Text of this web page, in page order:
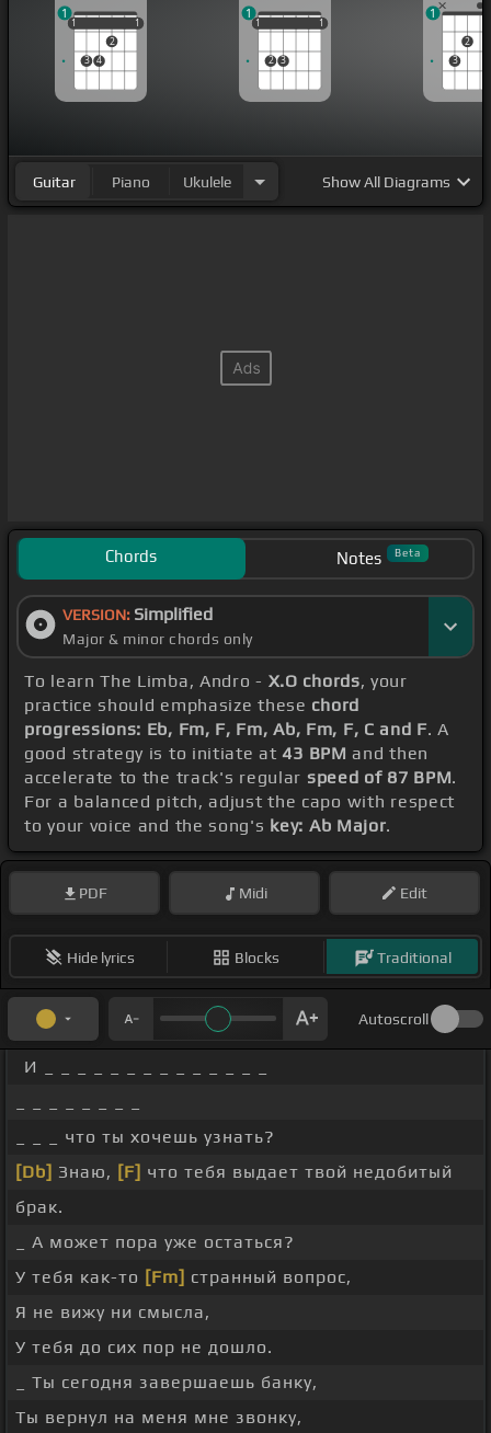
1
3 4
2
1
1 1
1
1
2 3
1
1 1
1
3
2
1
Guitar Piano Ukulele ShowAll Diagrams
Chords Notes Beta
VERSION: Simplified
Major & minor chords only
To learn The Limba, Andro - X.O chords, your
practice should emphasize these chord
progressions: Eb, Fm, F, Fm, Ab, Fm, F, C and F. A
good strategy is to initiate at43 BPM and then
accelerate to the track's regular speed of 87 BPM.
For a balanced pitch, adjust the capo with respect
to your voice and the song's key: Ab Major.
PDF Midi Edit
Hide lyrics Blocks Traditional
Autoscroll
И _ _ _ _ _ _ _ _ _ _ _ _ _ _
_ _ _ что ты хочешь узнать?
[Db] Знаю, [F] что тебя выдает твой недобитый
брак.
_ А может пора уже остаться?
У тебя как-то [Fm] странный вопрос,
Я не вижу ни смысла,
У тебя до сих пор не дошло.
_ Ты сегодня завершаешь банку,
Ты вернул на меня мне звонку,